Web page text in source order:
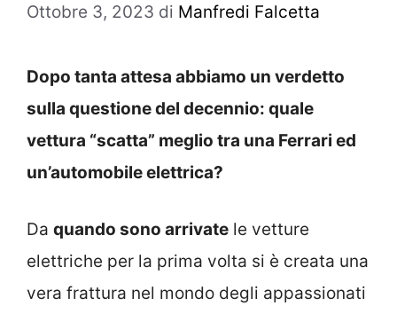
Ottobre 3, 2023 di Manfredi Falcetta
Dopo tanta attesa abbiamo un verdetto
sulla questione del decennio: quale
vettura “scatta” meglio tra una Ferrari ed
un’automobile elettrica?
Da quando sono arrivate le vetture
elettriche per la prima volta si è creata una
vera frattura nel mondo degli appassionati